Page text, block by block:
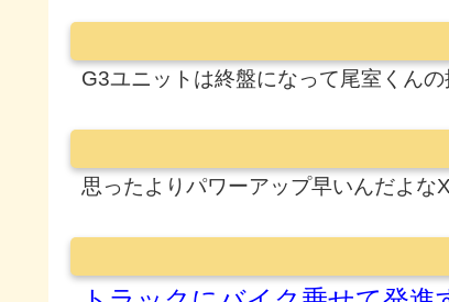
G3ユニットは終盤になって尾室くん
思ったよりパワーアップ早いんだよな